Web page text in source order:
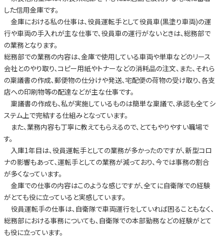
した信用金庫です。
金庫における私の仕事は、役員運転手として役員車(黒塗り車両)の運
行や車両の手入れが主な仕事で、役員車の運行がないときは、総務部で
の業務となります。
総務部での業務の内容は、金庫で使用している車両や単車などのリース
会社とのやり取り、コピー用紙やトナーなどの消耗品の注文、また、それら
の稟議書の作成、郵便物の仕分けや発送、宅配便の荷物の受け取り、各支
店への印刷物等の配達などが主な仕事です。
稟議書の作成も、私が実施しているものは簡単な稟議で、承認も全てシ
ステム上で完結する仕組みとなっています。
また、業務内容も丁寧に教えてもらえるので、とてもやりやすい職場で
す。
入庫1年目は、役員運転手としての業務が多かったのですが、新型コロ
ナの影響もあって、運転手としての業務が減っており、今では事務の割合
が多くなっています。
金庫での仕事の内容はこのような感じですが、全てに自衛隊での経験
がとても役に立っていると実感しています。
役員運転手の仕事は、自衛隊で車両運行をしていれば困ることもなく、
総務部における事務についても、自衛隊での本部勤務などの経験がとて
も役に立っています。